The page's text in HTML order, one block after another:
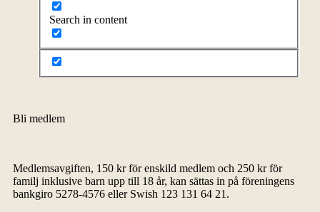
Search in content
Bli medlem
Medlemsavgiften, 150 kr för enskild medlem och 250 kr för
familj inklusive barn upp till 18 år, kan sättas in på föreningens
bankgiro 5278-4576 eller Swish 123 131 64 21.